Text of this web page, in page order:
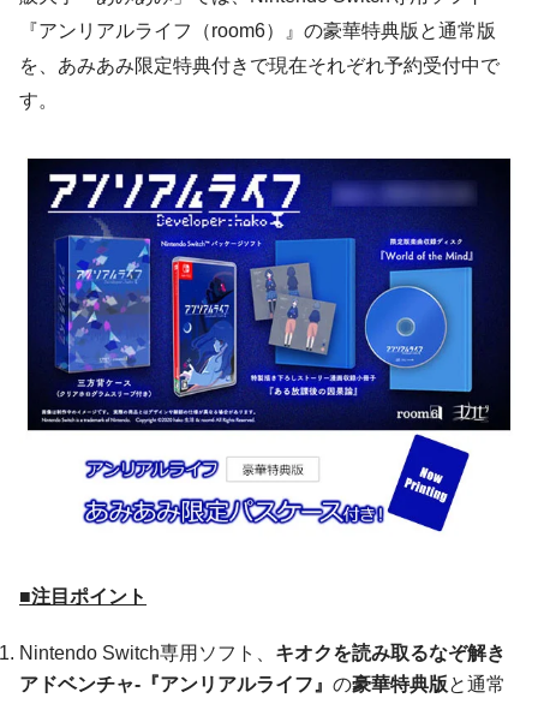
『アンリアルライフ（room6）』の豪華特典版と通常版
を、あみあみ限定特典付きで現在それぞれ予約受付中で
す。
■注目ポイント
Nintendo Switch専用ソフト、 キオクを読み取るなぞ解き
アドベンチャ-『アンリアルライフ』 の豪華特典版と通常